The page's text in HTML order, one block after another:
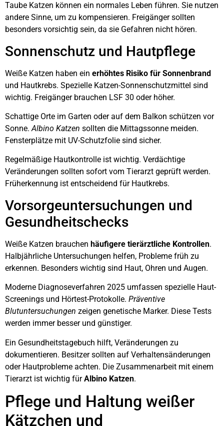
Taube Katzen können ein normales Leben führen. Sie nutzen
andere Sinne, um zu kompensieren. Freigänger sollten
besonders vorsichtig sein, da sie Gefahren nicht hören.
Sonnenschutz und Hautpflege
Weiße Katzen haben ein erhöhtes Risiko für Sonnenbrand
und Hautkrebs. Spezielle Katzen-Sonnenschutzmittel sind
wichtig. Freigänger brauchen LSF 30 oder höher.
Schattige Orte im Garten oder auf dem Balkon schützen vor
Sonne.Albino Katzen sollten die Mittagssonne meiden.
Fensterplätze mit UV-Schutzfolie sind sicher.
Regelmäßige Hautkontrolle ist wichtig. Verdächtige
Veränderungen sollten sofort vom Tierarzt geprüft werden.
Früherkennung ist entscheidend für Hautkrebs.
Vorsorgeuntersuchungen und
Gesundheitschecks
Weiße Katzen brauchen häufigere tierärztliche Kontrollen.
Halbjährliche Untersuchungen helfen, Probleme früh zu
erkennen. Besonders wichtig sind Haut, Ohren und Augen.
Moderne Diagnoseverfahren 2025 umfassen spezielle Haut-
Screenings und Hörtest-Protokolle. Präventive
Blutuntersuchungen zeigen genetische Marker. Diese Tests
werden immer besser und günstiger.
Ein Gesundheitstagebuch hilft, Veränderungen zu
dokumentieren. Besitzer sollten auf Verhaltensänderungen
oder Hautprobleme achten. Die Zusammenarbeit mit einem
Tierarzt ist wichtig fürAlbino Katzen.
Pflege und Haltung weißer
Kätzchen und